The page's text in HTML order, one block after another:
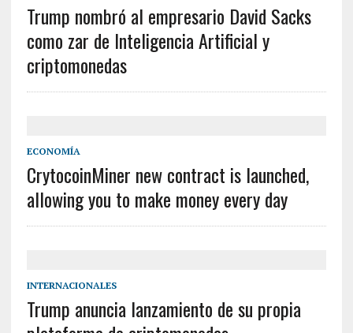
Trump nombró al empresario David Sacks
como zar de Inteligencia Artificial y
criptomonedas
ECONOMÍA
CrytocoinMiner new contract is launched,
allowing you to make money every day
INTERNACIONALES
Trump anuncia lanzamiento de su propia